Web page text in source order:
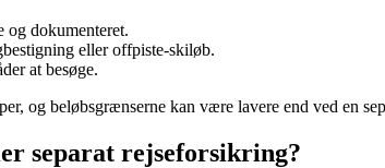
og dokumenteret.
eller offpiste-skiløb.
at besøge.
og beløbsgrænserne kan være lavere end ved en
separat rejseforsikring?